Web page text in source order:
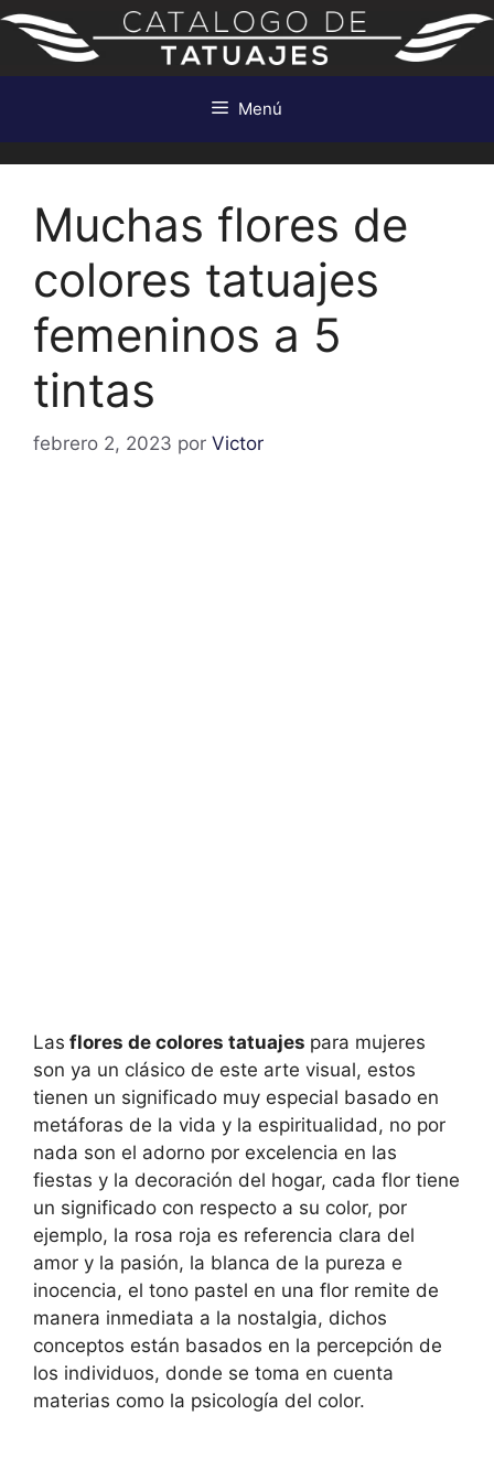
Saltar
contenido
Menú
Muchas flores de
colores tatuajes
femeninos a 5
tintas
febrero 2, 2023 por Victor
Las flores de colores tatuajes para mujeres
son ya un clásico de este arte visual, estos
tienen un significado muy especial basado en
metáforas de la vida y la espiritualidad, no por
nada son el adorno por excelencia en las
fiestas y la decoración del hogar, cada flor tiene
un significado con respecto a su color, por
ejemplo, la rosa roja es referencia clara del
amor y la pasión, la blanca de la pureza e
inocencia, el tono pastel en una flor remite de
manera inmediata a la nostalgia, dichos
conceptos están basados en la percepción de
los individuos, donde se toma en cuenta
materias como la psicología del color.